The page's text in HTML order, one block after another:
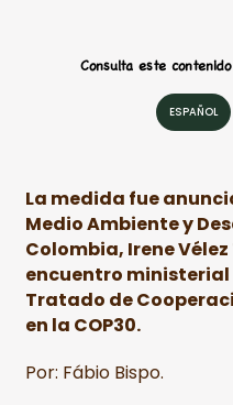
Consulta este
ESPAÑOL
La medida fue
Medio Ambiente y
Colombia, Irene
encuentro
Tratado de
en la COP30.
Por: Fábio Bispo.